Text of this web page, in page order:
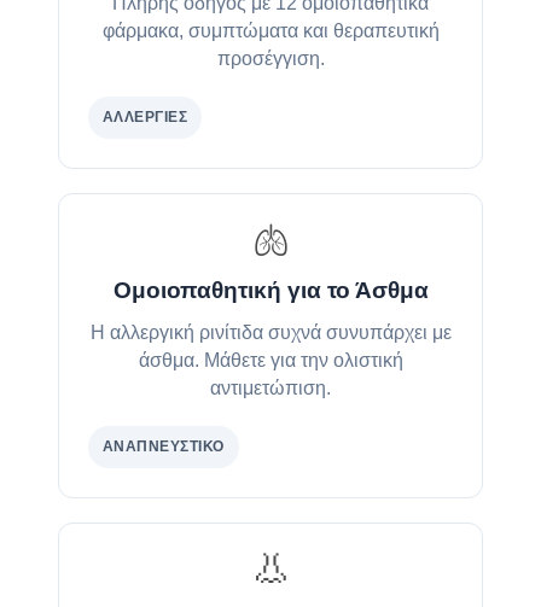
φάρμακα, συμπτώματα και θεραπευτική
προσέγγιση.
ΑΛΛΕΡΓΊΕΣ
🫁
Ομοιοπαθητική για το Άσθμα
Η αλλεργική ρινίτιδα συχνά συνυπάρχει με
άσθμα. Μάθετε για την ολιστική
αντιμετώπιση.
ΑΝΑΠΝΕΥΣΤΙΚΌ
👃